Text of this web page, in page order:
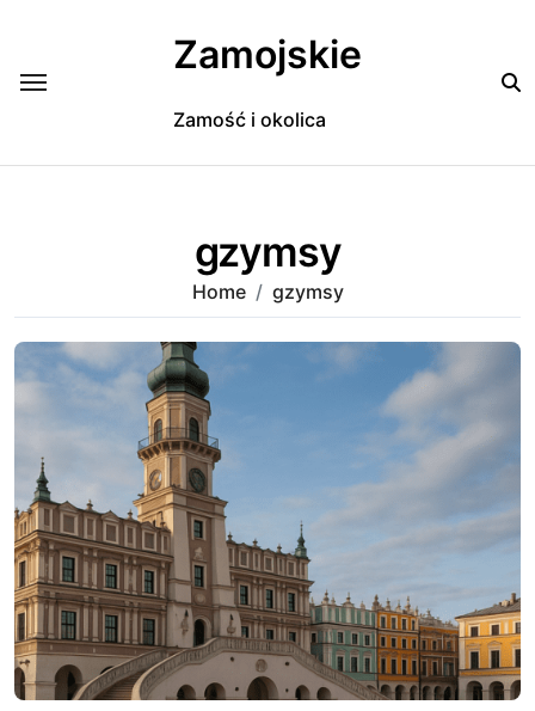
Zamojskie
Zamość i okolica
gzymsy
Home gzymsy